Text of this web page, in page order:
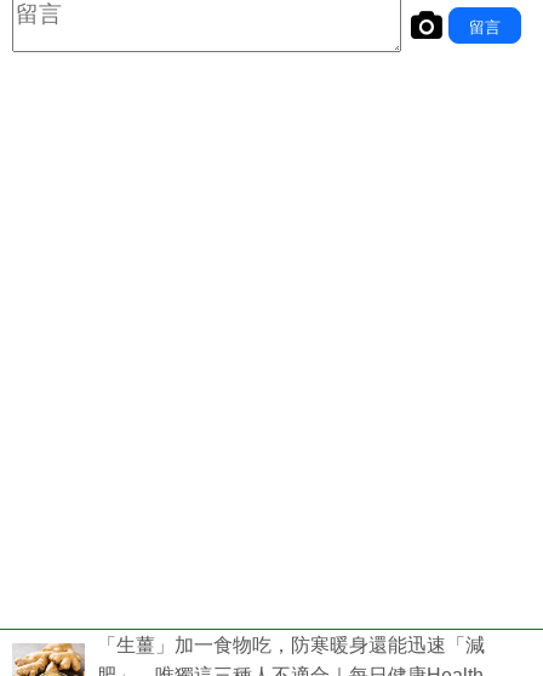
「生薑」加一食物吃，防寒暖身還能迅速「減